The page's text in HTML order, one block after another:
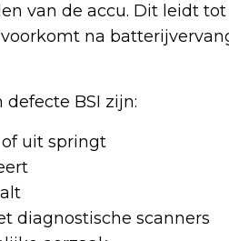
van de accu. Dit leidt
na
BSI zijn:
uit springt
diagnostische scanners